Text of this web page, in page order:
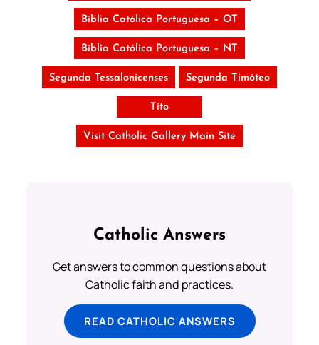
Bíblia Católica Portuguesa – OT
Bíblia Católica Portuguesa – NT
Segunda Tessalonicenses Segunda Timóteo
Títo
Visit Catholic Gallery Main Site
Catholic Answers
Get answers to common questions about
Catholic faith and practices.
READ CATHOLIC ANSWERS